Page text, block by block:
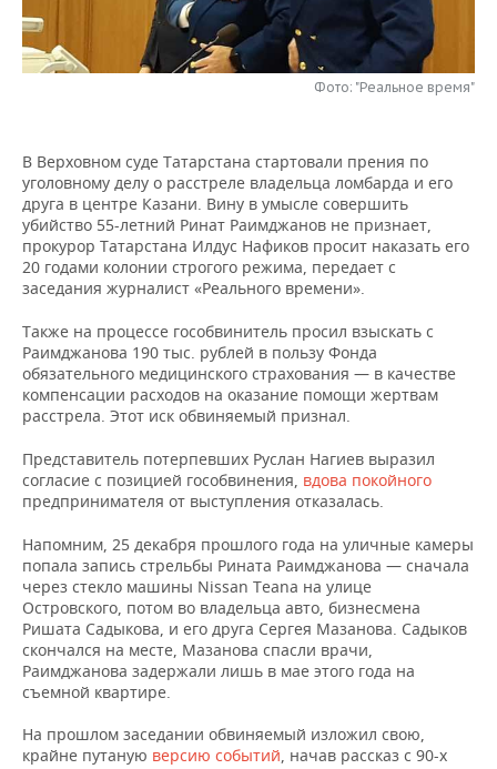
НЕФТЬ
ЭНЕРГЕТИКА
РОЗНИЧНАЯ ТОРГОВЛЯ
НОВОСТИ ТЕХНОЛОГИЙ
ТЕЛЕКОММУНИКАЦИИ
МЕРОПРИЯТИЯ
БИЗНЕС-БРАНЧИ
ONLINE-КОНФЕРЕНЦИИ
ОТКРЫТАЯ ЛЕКЦИЯ
ФУТБОЛ
ХОККЕЙ
БАСКЕТБОЛ
ВОЛЕЙБОЛ
КИБЕРСПОРТ
ФИГУРНОЕ КАТАНИЕ
ВОДНЫЕ ВИДЫ СПОРТА
ХОККЕЙ С МЯЧОМ
НОВОСТИ ОБЩЕСТВА
ВЛАСТЬ
ИНФРАСТРУКТУРА
ИСТОРИЯ
КУЛЬТУРА
МЕДИЦИНА
ОБРАЗОВАНИЕ
ПРОИСШЕСТВИЯ
ФОТОГАЛЕРЕЯ
СЮЖЕТЫ
СПРАВОЧНИК
СПИСОК ПЕРСОН
СПИСОК КОМПАНИЙ
ПОЛНАЯ ВЕРСИЯ
Фото: "Реальное время"
В Верховном суде Татарстана стартовали прения по
уголовному делу о расстреле владельца ломбарда и его
друга в центре Казани. Вину в умысле совершить
убийство 55-летний Ринат Раимджанов не признает,
прокурор Татарстана Илдус Нафиков просит наказать его
20 годами колонии строгого режима, передает с
заседания журналист «Реального времени».
Также на процессе гособвинитель просил взыскать с
Раимджанова 190 тыс. рублей в пользу Фонда
обязательного медицинского страхования — в качестве
компенсации расходов на оказание помощи жертвам
расстрела. Этот иск обвиняемый признал.
Представитель потерпевших Руслан Нагиев выразил
согласие с позицией гособвинения, вдова покойного
предпринимателя от выступления отказалась.
Напомним, 25 декабря прошлого года на уличные камеры
попала запись стрельбы Рината Раимджанова — сначала
через стекло машины Nissan Teana на улице
Островского, потом во владельца авто, бизнесмена
Ришата Садыкова, и его друга Сергея Мазанова. Садыков
скончался на месте, Мазанова спасли врачи,
Раимджанова задержали лишь в мае этого года на
съемной квартире.
На прошлом заседании обвиняемый изложил свою,
крайне путаную версию событий, начав рассказ с 90-х